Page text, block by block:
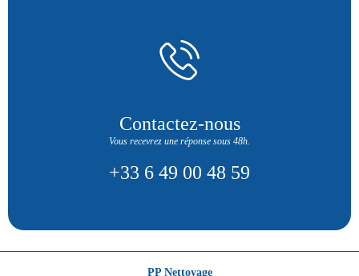
Contactez-nous
Vous recevrez une réponse sous 48h.
+33 6 49 00 48 59
PP Nettoyage